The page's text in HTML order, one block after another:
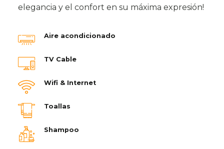
elegancia y el confort en su máxima expresión!
Aire acondicionado
TV Cable
Wifi & Internet
Toallas
Shampoo